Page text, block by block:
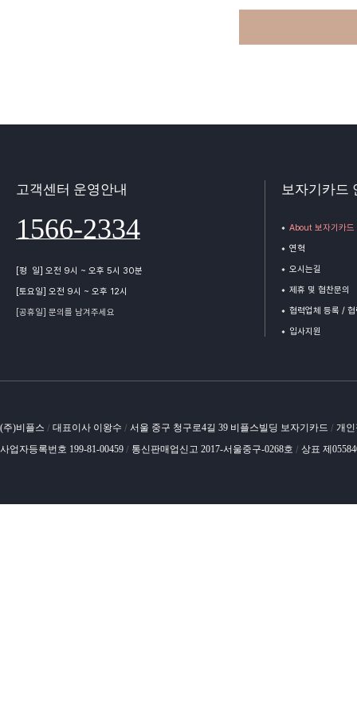
고객센터 운영안내
1566-2334
[평 일] 오전 9시 ~ 오후 5시 30분
[토요일] 오전 9시 ~ 오후 12시
[공휴일] 문의를 남겨주세요
보자기카드
About 보자기카드
연혁
오시는길
제휴 및 협찬문의
협력업체 등록 /
입사지원
(주)비플스 / 대표이사 이왕수 / 서울 중구 청구로4길 39 비플스빌딩 보자기카드 / 개
사업자등록번호 199-81-00459 / 통신판매업신고 2017-서울중구-0268호 / 상표 제